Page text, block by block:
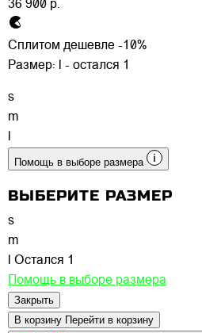
36 900 р.
Сплитом дешевле -10%
Размер:
l - остался 1
s
m
Помощь в выборе размера
ВЫБЕРИТЕ РАЗМЕР
s
m
Остался 1
Помощь в выборе размера
Закрыть
В корзину Перейти в корзину